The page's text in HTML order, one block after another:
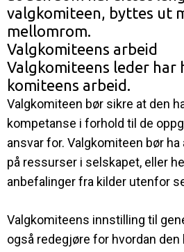
valgkomiteen, byttes ut
mellomrom.
Valgkomiteens arbeid
Valgkomiteens leder har
komiteens arbeid.
Valgkomiteen bør sikre at den
kompetanse i forhold til de
ansvar for. Valgkomiteen bør
på ressurser i selskapet, eller
anbefalinger fra kilder utenfor
Valgkomiteens innstilling til
også redegjøre for hvordan den